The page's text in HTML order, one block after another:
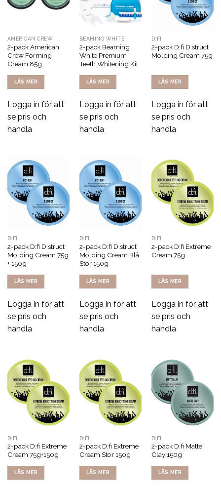
AMERICAN CREW
2-pack American
Crew Forming
Cream 85g
LÄS MER
Logga in för att
se pris och
handla
BEAMING WHITE
2-pack Beaming
White Premium
Teeth Whitening Kit
LÄS MER
Logga in för att
se pris och
handla
D:FI
2-pack D:fi D:struct
Molding Cream 75g
LÄS MER
Logga in för att
se pris och
handla
D:FI
2-pack D:fi D:struct
Molding Cream 75g
+ 150g
LÄS MER
Logga in för att
se pris och
handla
D:FI
2-pack D:fi D:struct
Molding Cream Blå
Stor 150g
LÄS MER
Logga in för att
se pris och
handla
D:FI
2-pack D:fi Extreme
Cream 75g
LÄS MER
Logga in för att
se pris och
handla
D:FI
2-pack D:fi Extreme
Cream 75g+150g
LÄS MER
D:FI
2-pack D:fi Extreme
Cream Stor 150g
LÄS MER
D:FI
2-pack D:fi Matte
Clay 150g
LÄS MER